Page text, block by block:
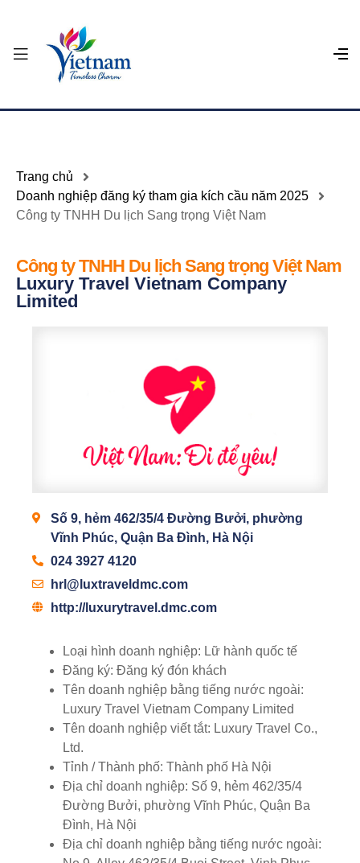
Trang chủ
Doanh nghiệp đăng ký tham gia kích cầu năm 2025
Công ty TNHH Du lịch Sang trọng Việt Nam
Công ty TNHH Du lịch Sang trọng Việt Nam
Luxury Travel Vietnam Company
Limited
Số 9, hẻm 462/35/4 Đường Bưởi, phường
Vĩnh Phúc, Quận Ba Đình, Hà Nội
024 3927 4120
hrl@luxtraveldmc.com
http://luxurytravel.dmc.com
Loại hình doanh nghiệp: Lữ hành quốc tế
Đăng ký: Đăng ký đón khách
Tên doanh nghiệp bằng tiếng nước ngoài:
Luxury Travel Vietnam Company Limited
Tên doanh nghiệp viết tắt: Luxury Travel Co.,
Ltd.
Tỉnh / Thành phố: Thành phố Hà Nội
Địa chỉ doanh nghiệp: Số 9, hẻm 462/35/4
Đường Bưởi, phường Vĩnh Phúc, Quận Ba
Đình, Hà Nội
Địa chỉ doanh nghiệp bằng tiếng nước ngoài: